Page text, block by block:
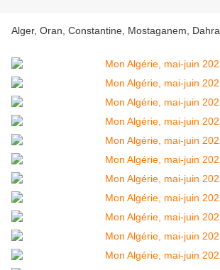
Alger, Oran, Constantine, Mostaganem, Dahra